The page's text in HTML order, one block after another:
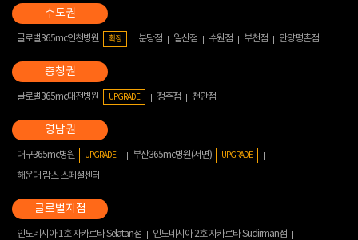
글로벌365mc인천병원 확장 분당점 일산점 수원점 부천점 안양평촌점
글로벌365mc대전병원 UPGRADE 청주점 천안점
대구365mc병원 UPGRADE 부산365mc병원(서면) UPGRADE
해운대 람스 스페셜센터
인도네시아 1호 자카르타 Selatan점
인도네시아 2호 자카르타 Sudirman점